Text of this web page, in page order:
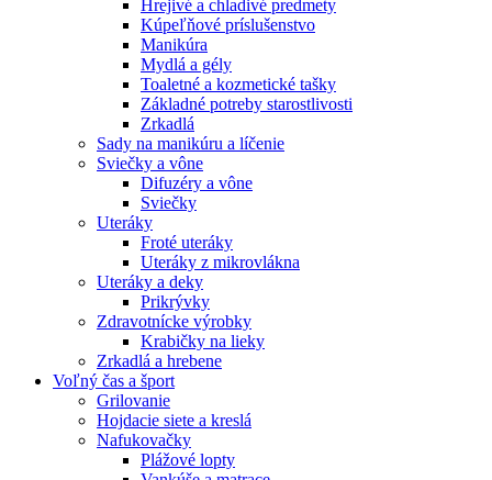
Hrejivé a chladivé predmety
Kúpeľňové príslušenstvo
Manikúra
Mydlá a gély
Toaletné a kozmetické tašky
Základné potreby starostlivosti
Zrkadlá
Sady na manikúru a líčenie
Sviečky a vône
Difuzéry a vône
Sviečky
Uteráky
Froté uteráky
Uteráky z mikrovlákna
Uteráky a deky
Prikrývky
Zdravotnícke výrobky
Krabičky na lieky
Zrkadlá a hrebene
Voľný čas a šport
Grilovanie
Hojdacie siete a kreslá
Nafukovačky
Plážové lopty